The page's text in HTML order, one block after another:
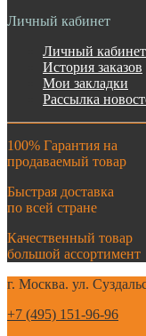
Личный кабинет
Личный кабинет
История заказов
Мои закладки
Рассылка
100% Гарантия на
продаваемый товар
Быстрая доставка
по всей стране
Качественный товар
большой ассортимент
г. Москва. ул.
+7 (495) 151-96-96